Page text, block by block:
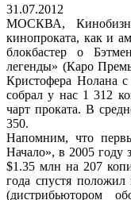
31.07.2012
МОСКВА,
кинопроката, как и
блокбастер о
легенды» (Каро
Кристофера Нолана
собрал у нас 1 312
чарт проката. В
350.
Напомним, что
Начало», в 2005 году
$1.35 млн на 207
года спустя
(дистрибьютором